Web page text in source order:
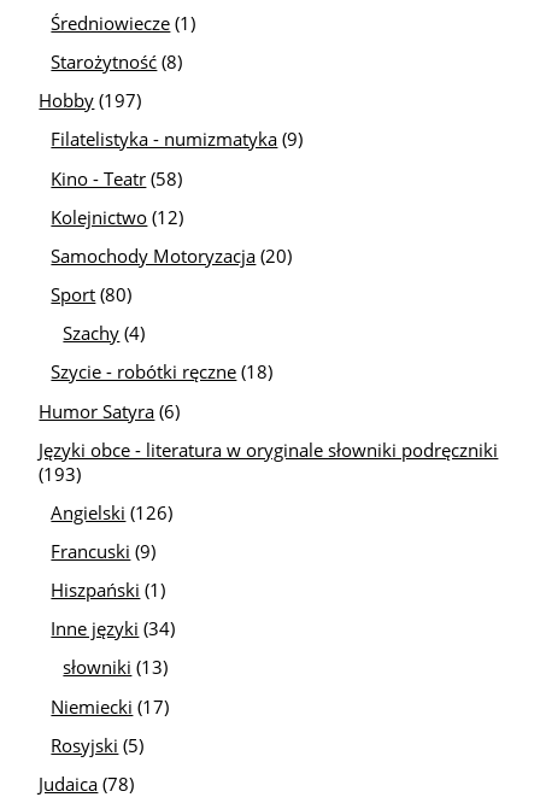
Średniowiecze (1)
Starożytność (8)
Hobby (197)
Filatelistyka - numizmatyka (9)
Kino - Teatr (58)
Kolejnictwo (12)
Samochody Motoryzacja (20)
Sport (80)
Szachy (4)
Szycie - robótki ręczne (18)
Humor Satyra (6)
Języki obce - literatura w oryginale słowniki podręczniki
(193)
Angielski (126)
Francuski (9)
Hiszpański (1)
Inne języki (34)
słowniki (13)
Niemiecki (17)
Rosyjski (5)
Judaica (78)